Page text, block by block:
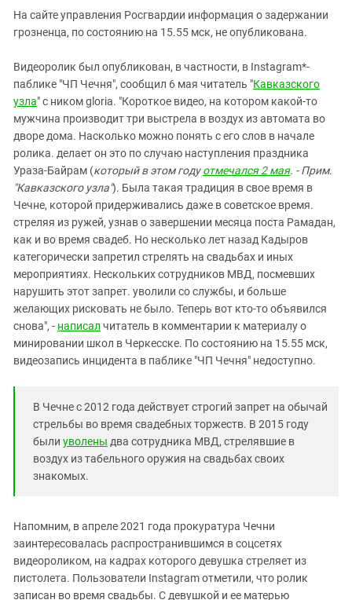
На сайте управления Росгвардии информация о задержании
грозненца, по состоянию на 15.55 мск, не опубликована.
Видеоролик был опубликован, в частности, в Instagram*-
паблике "ЧП Чечня", сообщил 6 мая читатель "Кавказского
узла" с ником gloria. "Короткое видео, на котором какой-то
мужчина производит три выстрела в воздух из автомата во
дворе дома. Насколько можно понять с его слов в начале
ролика. делает он это по случаю наступления праздника
Ураза-Байрам (который в этом годуотмечался 2 мая. - Прим.
"Кавказского узла"). Была такая традиция в свое время в
Чечне, которой придерживались даже в советское время.
стреляя из ружей, узнав о завершении месяца поста Рамадан,
как и во время свадеб. Но несколько лет назад Кадыров
категорически запретил стрелять на свадьбах и иных
мероприятиях. Нескольких сотрудников МВД, посмевших
нарушить этот запрет. уволили со службы, и больше
желающих рисковать не было. Теперь вот кто-то объявился
снова", - написал читатель в комментарии к материалу о
минировании школ в Черкесске. По состоянию на 15.55 мск,
видеозапись инцидента в паблике "ЧП Чечня" недоступно.
В Чечне с 2012 года действует строгий запрет на обычай
стрельбы во время свадебных торжеств. В 2015 году
были уволены два сотрудника МВД, стрелявшие в
воздух из табельного оружия на свадьбах своих
знакомых.
Напомним, в апреле 2021 года прокуратура Чечни
заинтересовалась распространившимся в соцсетях
видеороликом, на кадрах которого девушка стреляет из
пистолета. Пользователи Instagram отметили, что ролик
записан во время свадьбы. С девушкой и ее матерью